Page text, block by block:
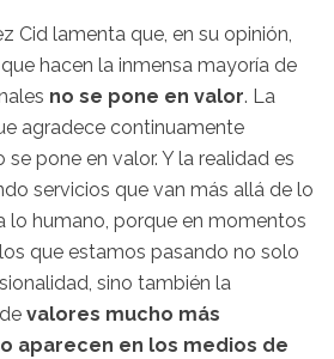
Cid lamenta que, en su opinión,
hacen la inmensa mayoría de
no se pone en valor. La
agradece continuamente
pone en valor. Y la realidad es
servicios que van más allá de lo
lo humano, porque en momentos
que estamos pasando no solo
sino también la
valores mucho más
aparecen en los medios de